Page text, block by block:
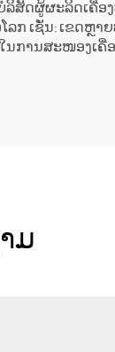
ສັດຜູ້ຜະລິດເຄື່ອ
ໂລກ ເຊັ່ນ: ເຂດ
ການສະໜອງເຄື່
ມ